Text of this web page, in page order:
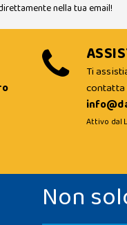
nella tua email!
Ti
Attivo dal
Non